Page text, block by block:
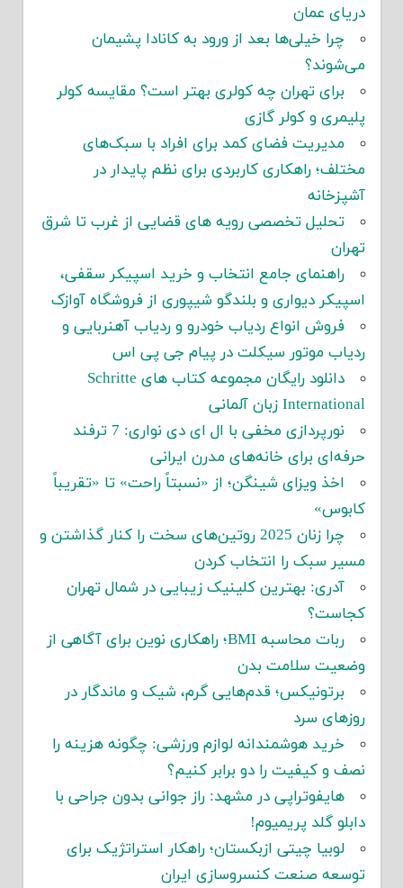
دریای عمان
چرا خیلی‌ها بعد از ورود به کانادا پشیمان
می‌شوند؟
برای تهران چه کولری بهتر است؟ مقایسه کولر
پلیمری و کولر گازی
مدیریت فضای کمد برای افراد با سبک‌های
مختلف؛ راهکاری کاربردی برای نظم پایدار در
آشپزخانه
تحلیل تخصصی رویه های قضایی از غرب تا شرق
تهران
راهنمای جامع انتخاب و خرید اسپیکر سقفی،
اسپیکر دیواری و بلندگو شیپوری از فروشگاه آوازک
فروش انواع ردیاب خودرو و ردیاب آهنربایی و
ردیاب موتور سیکلت در پیام جی پی اس
دانلود رایگان مجموعه کتاب های Schritte
International زبان آلمانی
نورپردازی مخفی با ال ای دی نواری: 7 ترفند
حرفه‌ای برای خانه‌های مدرن ایرانی
اخذ ویزای شینگن؛ از «نسبتاً راحت» تا «تقریباً
کابوس»
چرا زنان 2025 روتین‌های سخت را کنار گذاشتن و
مسیر سبک را انتخاب کردن
آدری: بهترین کلینیک زیبایی در شمال تهران
کجاست؟
ربات محاسبه BMI؛ راهکاری نوین برای آگاهی از
وضعیت سلامت بدن
برتونیکس؛ قدم‌هایی گرم، شیک و ماندگار در
روزهای سرد
خرید هوشمندانه لوازم ورزشی: چگونه هزینه را
نصف و کیفیت را دو برابر کنیم؟
هایفوتراپی در مشهد: راز جوانی بدون جراحی با
دابلو گلد پریمیوم!
لوبیا چیتی ازبکستان؛ راهکار استراتژیک برای
توسعه صنعت کنسروسازی ایران